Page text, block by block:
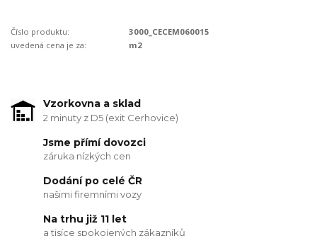
Číslo produktu:
3000_CECEM060015
uvedená cena je za:
m2
Vzorkovna a sklad
2 minuty z D5 (exit Cerhovice)
Jsme přímí dovozci
záruka nízkých cen
Dodání po celé ČR
našimi firemními vozy
Na trhu již 11 let
a tisíce spokojených zákazníků